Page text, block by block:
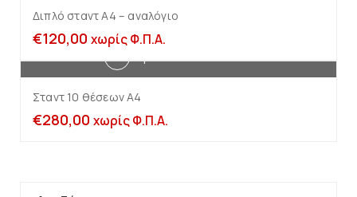
Διπλό σταντ Α4 – αναλόγιο
€120,00 χωρίς Φ.Π.Α.
Σταντ 10 θέσεων Α4
€280,00 χωρίς Φ.Π.Α.